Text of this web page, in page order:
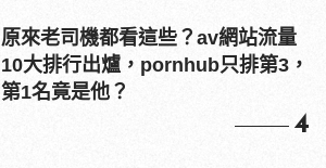
原來老司機都看這些？av網站流量
10大排行出爐，pornhub只排第3，
第1名竟是他？
4